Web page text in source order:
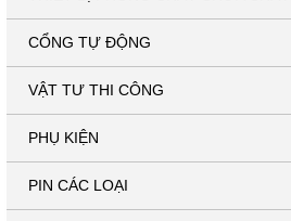
CỔNG TỰ ĐỘNG
VẬT TƯ THI CÔNG
PHỤ KIỆN
PIN CÁC LOẠI